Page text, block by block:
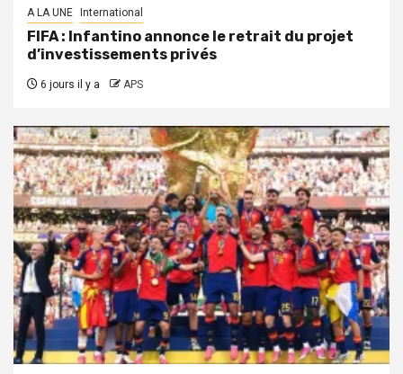
A LA UNE International
FIFA : Infantino annonce le retrait du projet
d’investissements privés
6 jours il y a APS